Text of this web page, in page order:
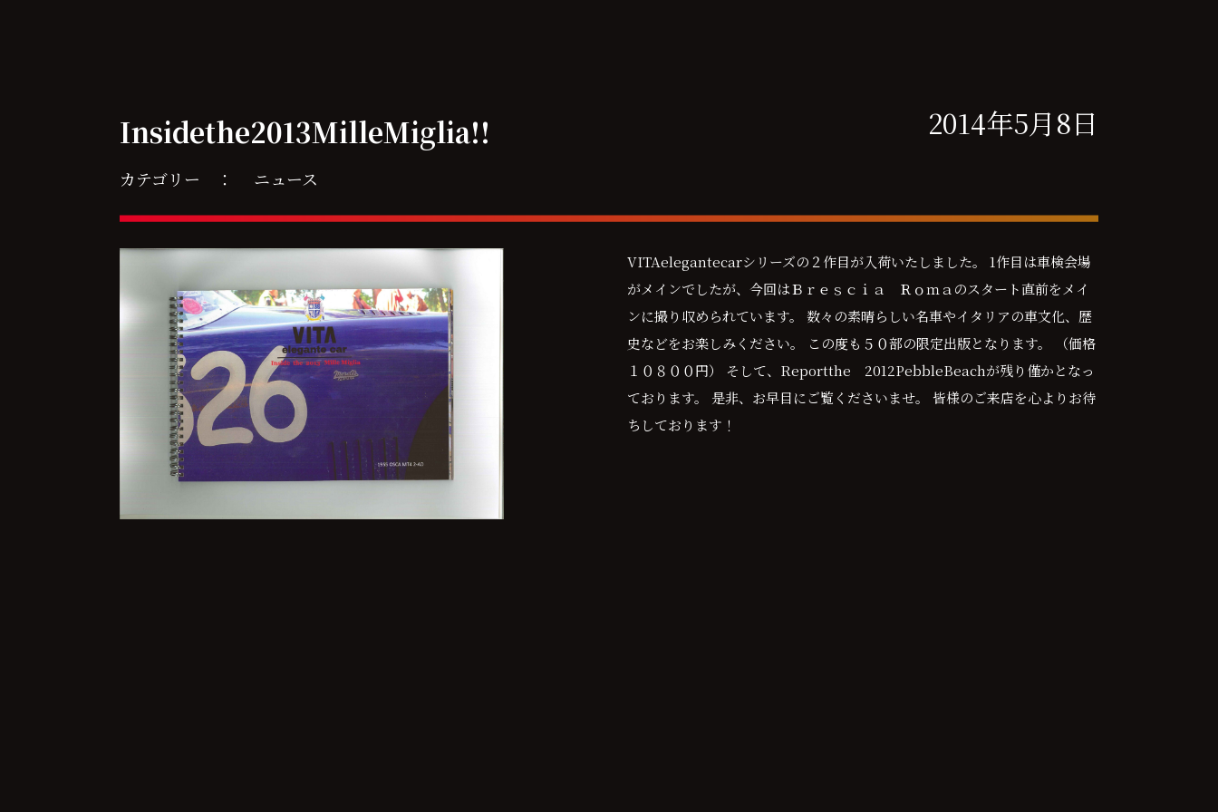
Insidethe2013MilleMiglia!!
カテゴリー ： ニュース
2014年5月8日
VITAelegantecarシリーズの２作目が入荷いたしました。 1作目は車検会場
がメインでしたが、今回はＢｒｅｓｃｉａ Ｒｏｍａのスタート直前をメイ
ンに撮り収められています。 数々の素晴らしい名車やイタリアの車文化、歴
史などをお楽しみください。 この度も５０部の限定出版となります。 （価格
１０８００円） そして、Reportthe 2012PebbleBeachが残り僅かとなっ
ております。 是非、お早目にご覧くださいませ。 皆様のご来店を心よりお待
ちしております！